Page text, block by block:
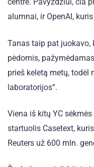
centre. Pavyzdžiui, čia
alumnai, ir OpenAI,
Tanas taip pat juokavo,
pėdomis,
prieš keletą metų, todėl
laboratorijos“.
Viena iš kitų YC
startuolis Casetext,
Reuters už 600 mln.